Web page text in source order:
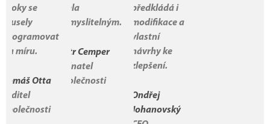
kroky se
musely
programovat
na míru.
Tomáš Otta
ředitel
společnosti
zcela
nemyslitelným.
Petr Cemper
jednatel
společnosti
předkládá i
modifikace a
vlastní
návrhy ke
zlepšení.
Ondřej
Johanovský